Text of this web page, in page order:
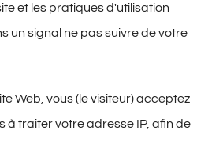
et les pratiques d'utilisation
un signal ne pas suivre de votre
Web, vous (le visiteur) acceptez
à traiter votre adresse IP, afin de